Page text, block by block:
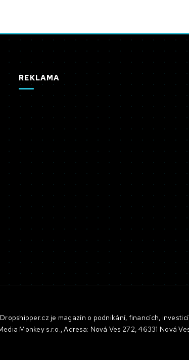
REKLAMA
je magazín o podnikání, financích,
Monkey s.r.o., Adresa: Nová Ves 272, 46331 Nová